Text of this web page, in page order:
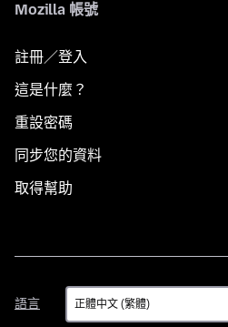
Mozilla 帳號
註冊／登入
這是什麼？
重設密碼
同步您的資料
取得幫助
語言
語
言